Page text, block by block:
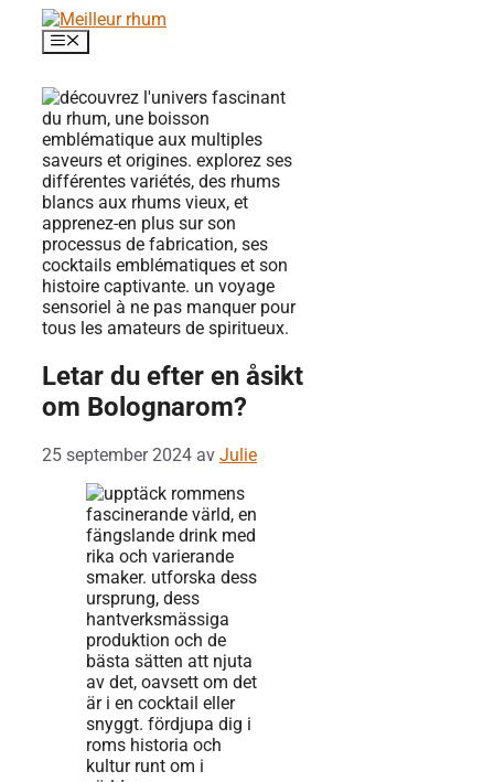
Hoppa
innehåll
Meny
Letar du efter en åsikt
om Bolognarom?
25 september 2024 av Julie